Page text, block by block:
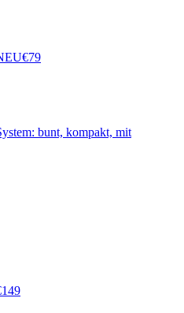
€79
bunt, kompakt, mit
149